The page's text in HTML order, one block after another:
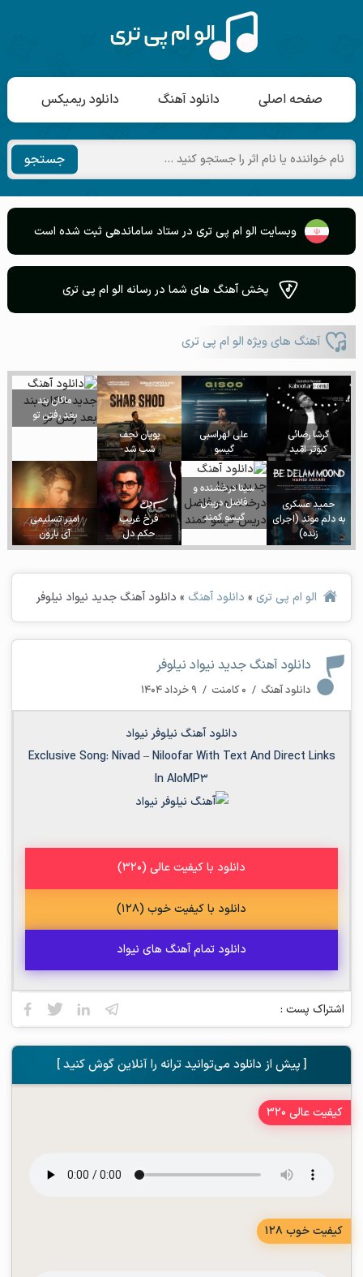
صفحه اصلی دانلود آهنگ دانلود ریمیکس
جستجو
وبسایت الو ام پی تری در ستاد ساماندهی ثبت شده است
پخش آهنگ های شما در رسانه الو ام پی تری
آهنگ های ویژه الو ام پی تری
گرشا رضائی
کبوتر امّید
علی لهراسبی
گیسو
پویان نجف
شب شد
ماکان بند
بعد رفتن تو
حمید عسکری
به دلم موند (اجرای
زنده)
سینا درخشنده و
فاضل دریس
گیسو کمند
فرخ غریب
حکم دل
امیر تسلیمی
آی بارون
الو ام پی تری» دانلود آهنگ » دانلود آهنگ جدید نیواد نیلوفر
دانلود آهنگ جدید نیواد نیلوفر
دانلود آهنگ / ۰ کامنت / ۹ خرداد ۱۴۰۴
دانلود آهنگ نیلوفر نیواد
Exclusive Song: Nivad–NiloofarWith Text And Direct Links
In AloMP3
دانلود با کیفیت عالی (320)
دانلود با کیفیت خوب (128)
دانلود تمام آهنگ های نیواد
اشتراک پست :
[ پیش از دانلود می‌توانید ترانه را آنلاین گوش کنید ]
کیفیت عالی 320
کیفیت خوب 128